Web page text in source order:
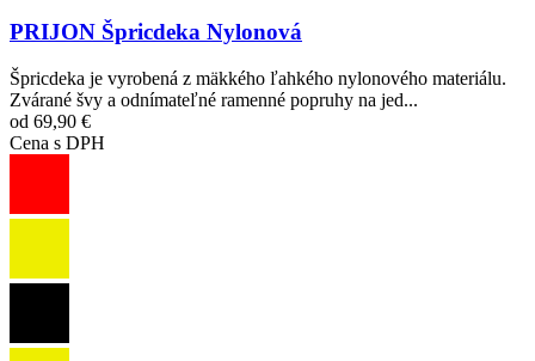
PRIJON Špricdeka Nylonová
Špricdeka je vyrobená z mäkkého ľahkého nylonového materiálu.
Zvárané švy a odnímateľné ramenné popruhy na jed...
od 69,90 €
Cena s DPH